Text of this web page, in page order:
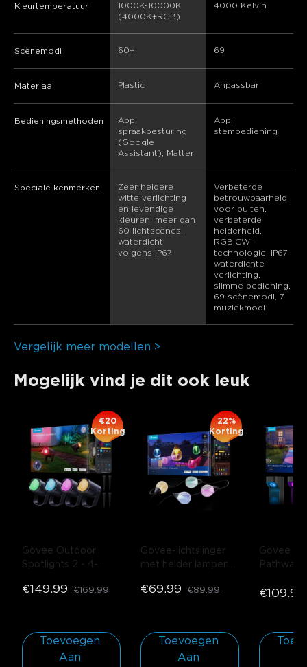
Kleurtemperatuur
1000K-10000K
(4000K+RGB)
‎4000 Kelvin
Scènemodi 60+ 69
Materiaal Plastic ‎Anpassbar
Bedieningsmethoden
App,
spraakbesturing
(Google
Assistant), Matter
App,
stembediening
Speciale kenmerken
Zeer heldere
witte verlichting
en levendige
kleuren, meer dan
60 lichtscènes,
waterdicht
volgens IP67
Verbeterde
betrouwbaarheid
voor buiten,
verbeterde
helderheid,
RGBICW-
technologie, IP67
waterdichte
verlichting,
slimme bediening,
69 scènemodi, 7
muziekmodi
Vergelijk meer modellen >
Mogelijk vind je dit ook leuk
Govee Outdoor
Spotlights 2 - 4-
€20
Korting
€149.99 €169.99
Toevoegen
Aan
Govee-lichtslinger
met helder lampen
| 15m
22%
Korting
€69.99 €89.99
Toevoegen
Aan
Govee
Pathway
€109.99